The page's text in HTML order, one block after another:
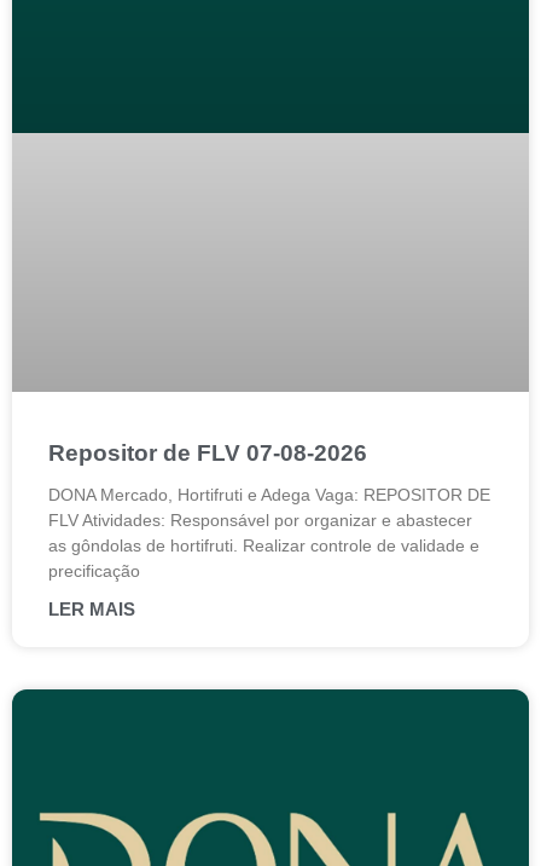
Repositor de FLV 07-08-2026
DONA Mercado, Hortifruti e Adega Vaga: REPOSITOR DE
FLV Atividades: Responsável por organizar e abastecer
as gôndolas de hortifruti. Realizar controle de validade e
precificação
LER MAIS